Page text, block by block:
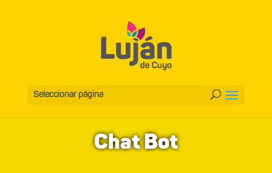
Seleccionar página
Chat Bot